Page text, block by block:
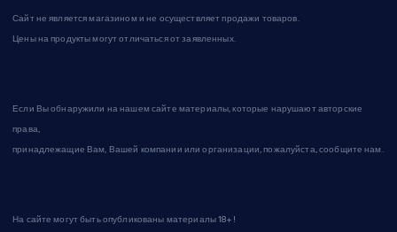
Сайт не является магазином и не осуществляет продажи товаров.
Цены на продукты могут отличаться от заявленных.
Если Вы обнаружили на нашем сайте материалы, которые нарушают авторские
права,
принадлежащие Вам, Вашей компании или организации, пожалуйста, сообщите нам.
На сайте могут быть опубликованы материалы 18+!